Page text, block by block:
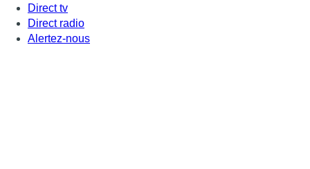
Direct tv
Direct radio
Alertez-nous